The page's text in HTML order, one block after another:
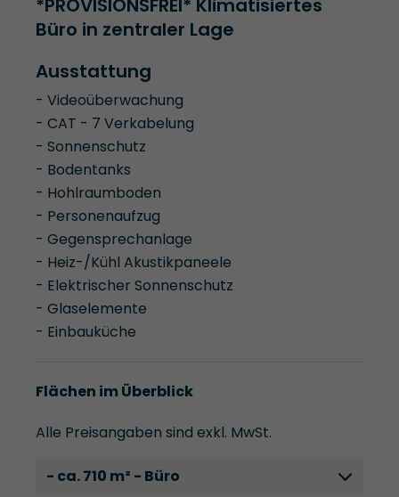
*PROVISIONSFREI* Klimatisiertes
Büro in zentraler Lage
Ausstattung
- Videoüberwachung
- CAT - 7 Verkabelung
- Sonnenschutz
- Bodentanks
- Hohlraumboden
- Personenaufzug
- Gegensprechanlage
- Heiz-/Kühl Akustikpaneele
- Elektrischer Sonnenschutz
- Glaselemente
- Einbauküche
Flächen im Überblick
Alle Preisangaben sind exkl. MwSt.
- ca. 710 m² - Büro